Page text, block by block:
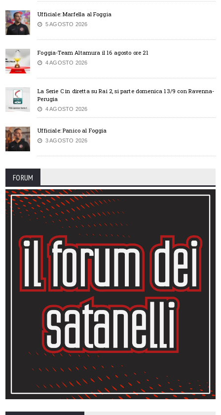
Ufficiale: Marfella al Foggia
5 AGOSTO 2026
Foggia-Team Altamura il 16 agosto ore 21
4 AGOSTO 2026
La Serie C in diretta su Rai 2, si parte domenica 13/9 con Ravenna-
Perugia
4 AGOSTO 2026
Ufficiale: Panico al Foggia
3 AGOSTO 2026
FORUM